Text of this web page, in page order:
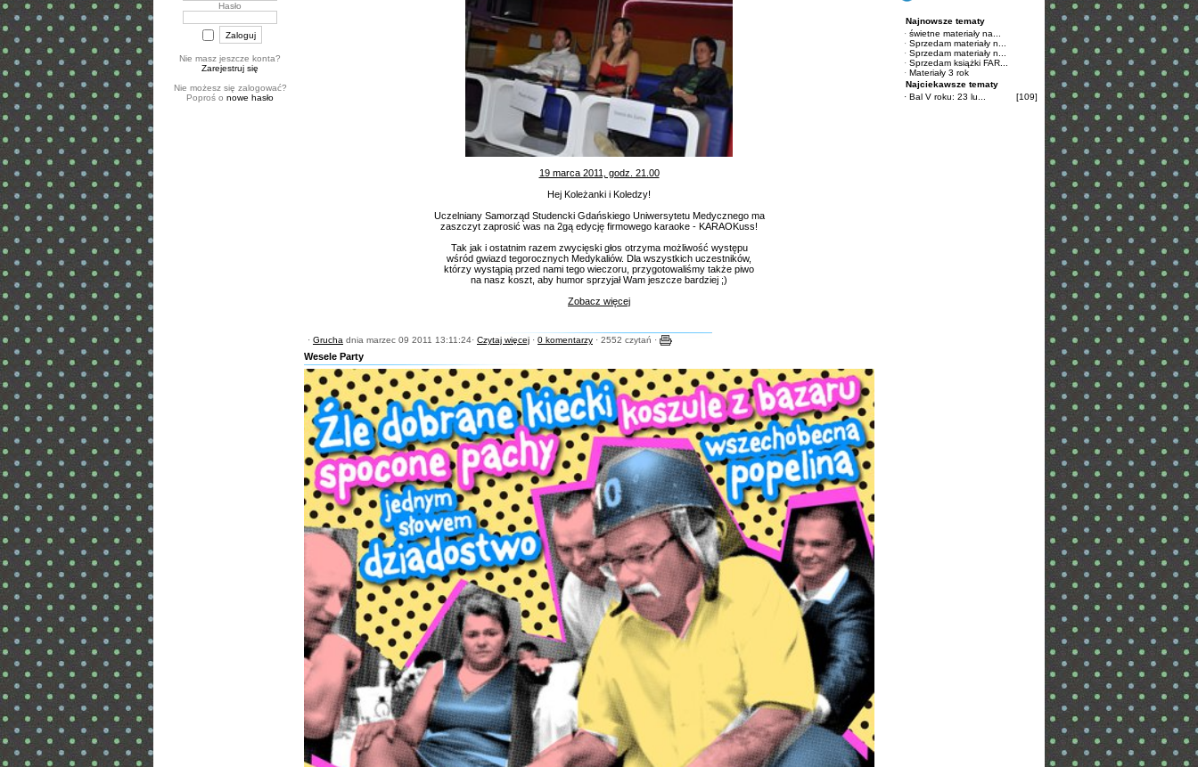
Hasło
Nie masz jeszcze konta?
Zarejestruj się
Nie możesz się zalogować?
Poproś o nowe hasło
19 marca 2011, godz. 21.00
Hej Koleżanki i Koledzy!
Uczelniany Samorząd Studencki Gdańskiego Uniwersytetu Medycznego ma
zaszczyt zaprosić was na 2gą edycję firmowego karaoke - KARAOKuss!
Tak jak i ostatnim razem zwycięski głos otrzyma możliwość występu
wśród gwiazd tegorocznych Medykaliów. Dla wszystkich uczestników,
którzy wystąpią przed nami tego wieczoru, przygotowaliśmy także piwo
na nasz koszt, aby humor sprzyjał Wam jeszcze bardziej ;)
Zobacz więcej
· Grucha dnia marzec 09 2011 13:11:24· Czytaj więcej · 0 komentarzy · 2552 czytań ·
Wesele Party
Najnowsze tematy
· świetne materiały na...
· Sprzedam materiały n...
· Sprzedam materiały n...
· Sprzedam książki FAR...
· Materiały 3 rok
Najciekawsze tematy
· Bal V roku: 23 lu... [109]